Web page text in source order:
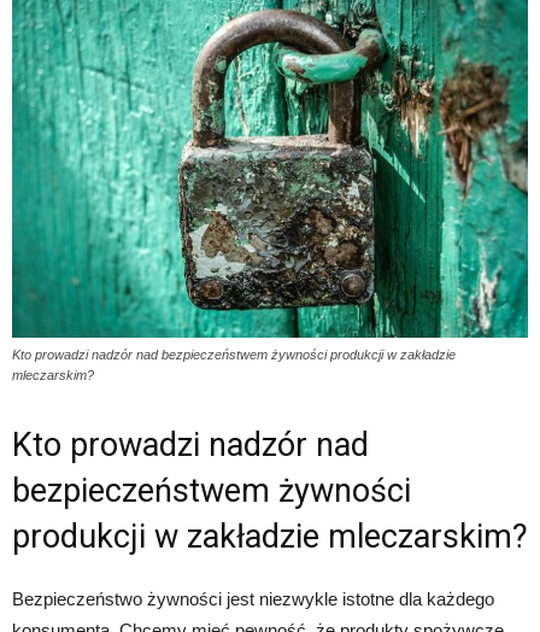
Kto prowadzi nadzór nad bezpieczeństwem żywności produkcji w zakładzie
mleczarskim?
Kto prowadzi nadzór nad
bezpieczeństwem żywności
produkcji w zakładzie mleczarskim?
Bezpieczeństwo żywności jest niezwykle istotne dla każdego